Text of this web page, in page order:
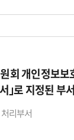
회 개인정보
｣로 지정된 부
리부서